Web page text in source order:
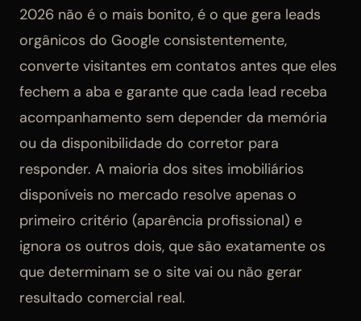
2026 não é o mais bonito, é o que gera leads
orgânicos do Google consistentemente,
converte visitantes em contatos antes que eles
fechem a aba e garante que cada lead receba
acompanhamento sem depender da memória
ou da disponibilidade do corretor para
responder. A maioria dos sites imobiliários
disponíveis no mercado resolve apenas o
primeiro critério (aparência profissional) e
ignora os outros dois, que são exatamente os
que determinam se o site vai ou não gerar
resultado comercial real.